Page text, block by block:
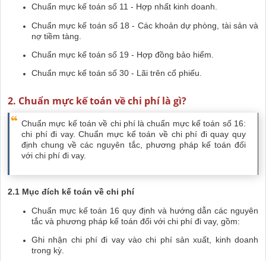
Chuẩn mực kế toán số 11 - Hợp nhất kinh doanh.
Chuẩn mực kế toán số 18 - Các khoản dự phòng, tài sản và
nợ tiềm tàng.
Chuẩn mực kế toán số 19 - Hợp đồng bảo hiểm.
Chuẩn mực kế toán số 30 - Lãi trên cổ phiếu.
2. Chuẩn mực kế toán về chi phí là gì?
Chuẩn mực kế toán về chi phí là chuẩn mực kế toán số 16:
chi phí đi vay. Chuẩn mực kế toán về chi phí đi quay quy
định chung về các nguyên tắc, phương pháp kế toán đối
với chi phí đi vay.
2.1 Mục đích kế toán về chi phí
Chuẩn mực kế toán 16 quy định và hướng dẫn các nguyên
tắc và phương pháp kế toán đối với chi phí đi vay, gồm:
Ghi nhận chi phí đi vay vào chi phí sản xuất, kinh doanh
trong kỳ.